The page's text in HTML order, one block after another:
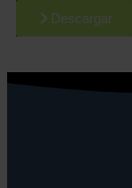
Descargar